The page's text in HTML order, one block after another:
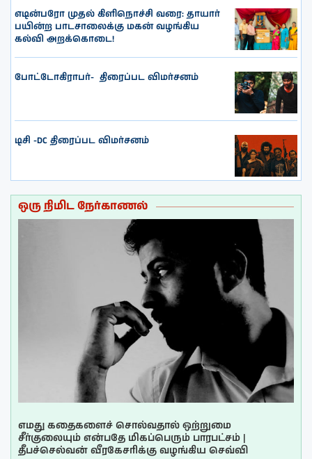
எடின்பரோ முதல் கிளிநொச்சி வரை: தாயார்
பயின்ற பாடசாலைக்கு மகன் வழங்கிய
கல்வி அறக்கொடை!
போட்டோகிராபர்- ‌ திரைப்பட விமர்சனம்
டிசி -DC திரைப்பட விமர்சனம்
ஒரு நிமிட நேர்காணல்
எமது கதைகளைச் சொல்வதால் ஒற்றுமை
சீர்குலையும் என்பதே மிகப்பெரும் பாரபட்சம் |
தீபச்செல்வன் வீரகேசரிக்கு வழங்கிய செவ்வி